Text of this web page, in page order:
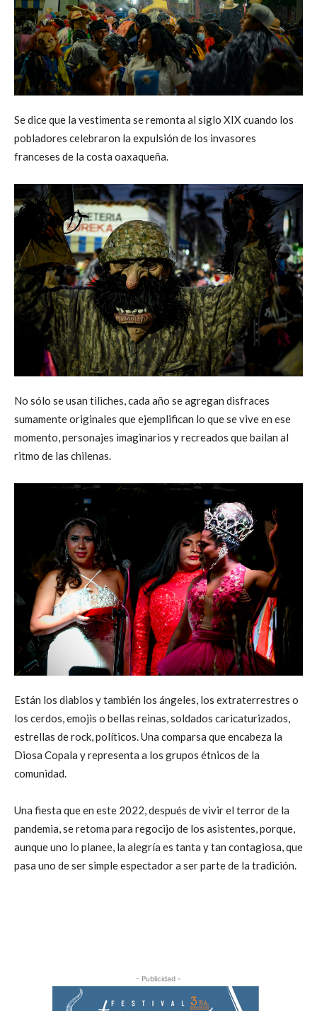
Se dice que la vestimenta se remonta al siglo XIX cuando los
pobladores celebraron la expulsión de los invasores
franceses de la costa oaxaqueña.
No sólo se usan tiliches, cada año se agregan disfraces
sumamente originales que ejemplifican lo que se vive en ese
momento, personajes imaginarios y recreados que bailan al
ritmo de las chilenas.
Están los diablos y también los ángeles, los extraterrestres o
los cerdos, emojis o bellas reinas, soldados caricaturizados,
estrellas de rock, políticos. Una comparsa que encabeza la
Diosa Copala y representa a los grupos étnicos de la
comunidad.
Una fiesta que en este 2022, después de vivir el terror de la
pandemia, se retoma para regocijo de los asistentes, porque,
aunque uno lo planee, la alegría es tanta y tan contagiosa, que
pasa uno de ser simple espectador a ser parte de la tradición.
- Publicidad -